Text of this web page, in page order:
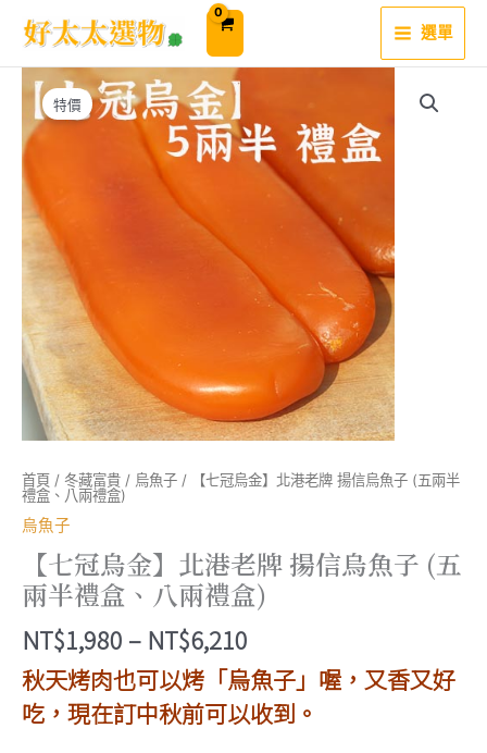
內
選單
特價
首頁 / 冬藏富貴 / 烏魚子 / 【七冠烏金】北港老牌 揚信烏魚子 (五兩半
禮盒、八兩禮盒)
烏魚子
【七冠烏金】北港老牌 揚信烏魚子 (五
兩半禮盒、八兩禮盒)
NT$1,980 – NT$6,210
格
範
秋天烤肉也可以烤「烏魚子」喔，又香又好
吃，現在訂中秋前可以收到。